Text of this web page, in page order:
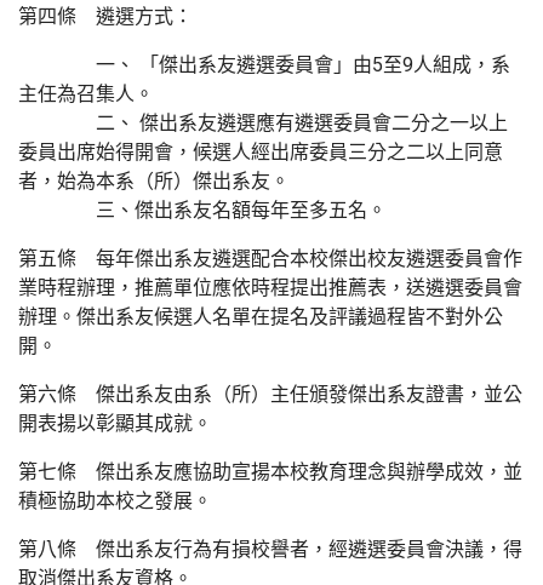
第四條 遴選方式：
一、 「傑出系友遴選委員會」由5至9人組成，系
主任為召集人。
二、 傑出系友遴選應有遴選委員會二分之一以上
委員出席始得開會，候選人經出席委員三分之二以上同意
者，始為本系（所）傑出系友。
三、傑出系友名額每年至多五名。
第五條 每年傑出系友遴選配合本校傑出校友遴選委員會作
業時程辦理，推薦單位應依時程提出推薦表，送遴選委員會
辦理。傑出系友候選人名單在提名及評議過程皆不對外公
開。
第六條 傑出系友由系（所）主任頒發傑出系友證書，並公
開表揚以彰顯其成就。
第七條 傑出系友應協助宣揚本校教育理念與辦學成效，並
積極協助本校之發展。
第八條 傑出系友行為有損校譽者，經遴選委員會決議，得
取消傑出系友資格。